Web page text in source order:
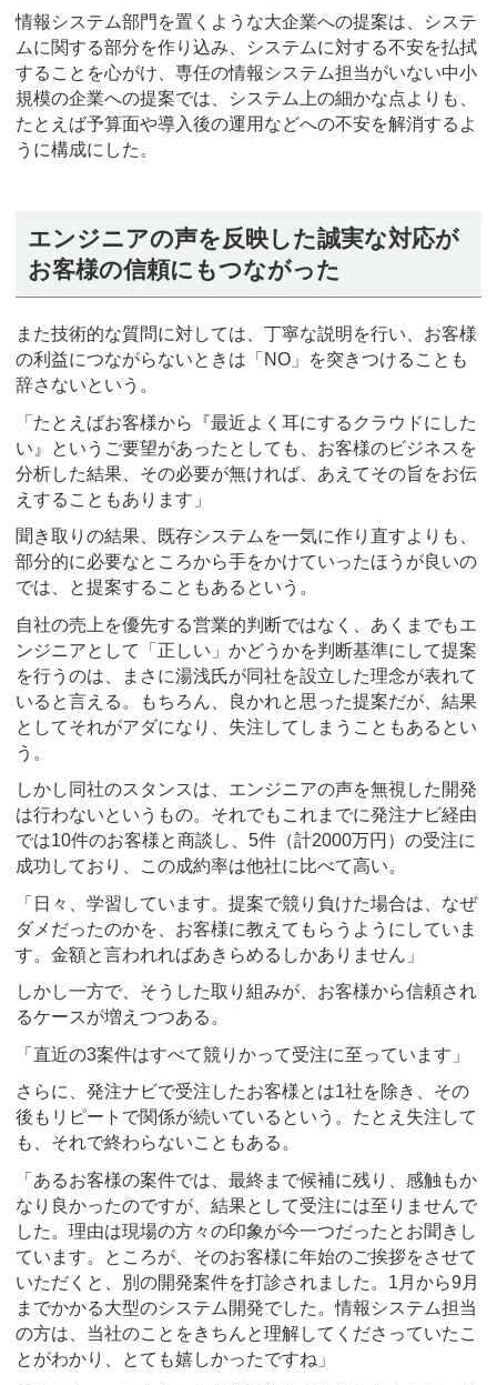
情報システム部門を置くような大企業への提案は、システ
ムに関する部分を作り込み、システムに対する不安を払拭
することを心がけ、専任の情報システム担当がいない中小
規模の企業への提案では、システム上の細かな点よりも、
たとえば予算面や導入後の運用などへの不安を解消するよ
うに構成にした。
エンジニアの声を反映した誠実な対応が
お客様の信頼にもつながった
また技術的な質問に対しては、丁寧な説明を行い、お客様
の利益につながらないときは「NO」を突きつけることも
辞さないという。
「たとえばお客様から『最近よく耳にするクラウドにした
い』というご要望があったとしても、お客様のビジネスを
分析した結果、その必要が無ければ、あえてその旨をお伝
えすることもあります」
聞き取りの結果、既存システムを一気に作り直すよりも、
部分的に必要なところから手をかけていったほうが良いの
では、と提案することもあるという。
自社の売上を優先する営業的判断ではなく、あくまでもエ
ンジニアとして「正しい」かどうかを判断基準にして提案
を行うのは、まさに湯浅氏が同社を設立した理念が表れて
いると言える。もちろん、良かれと思った提案だが、結果
としてそれがアダになり、失注してしまうこともあるとい
う。
しかし同社のスタンスは、エンジニアの声を無視した開発
は行わないというもの。それでもこれまでに発注ナビ経由
では10件のお客様と商談し、5件（計2000万円）の受注に
成功しており、この成約率は他社に比べて高い。
「日々、学習しています。提案で競り負けた場合は、なぜ
ダメだったのかを、お客様に教えてもらうようにしていま
す。金額と言われればあきらめるしかありません」
しかし一方で、そうした取り組みが、お客様から信頼され
るケースが増えつつある。
「直近の3案件はすべて競りかって受注に至っています」
さらに、発注ナビで受注したお客様とは1社を除き、その
後もリピートで関係が続いているという。たとえ失注して
も、それで終わらないこともある。
「あるお客様の案件では、最終まで候補に残り、感触もか
なり良かったのですが、結果として受注には至りませんで
した。理由は現場の方々の印象が今一つだったとお聞きし
ています。ところが、そのお客様に年始のご挨拶をさせて
いただくと、別の開発案件を打診されました。1月から9月
までかかる大型のシステム開発でした。情報システム担当
の方は、当社のことをきちんと理解してくださっていたこ
とがわかり、とても嬉しかったですね」